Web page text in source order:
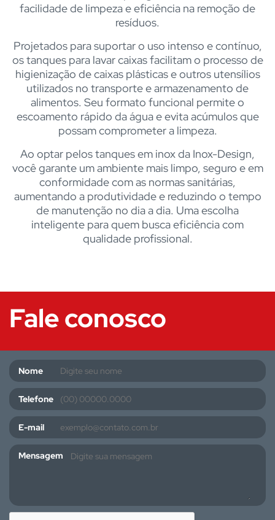
facilidade de limpeza e eficiência na remoção de
resíduos.
Projetados para suportar o uso intenso e contínuo,
os tanques para lavar caixas facilitam o processo de
higienização de caixas plásticas e outros utensílios
utilizados no transporte e armazenamento de
alimentos. Seu formato funcional permite o
escoamento rápido da água e evita acúmulos que
possam comprometer a limpeza.
Ao optar pelos tanques em inox da Inox-Design,
você garante um ambiente mais limpo, seguro e em
conformidade com as normas sanitárias,
aumentando a produtividade e reduzindo o tempo
de manutenção no dia a dia. Uma escolha
inteligente para quem busca eficiência com
qualidade profissional.
Fale conosco
Nome
Telefone
E-mail
Mensagem